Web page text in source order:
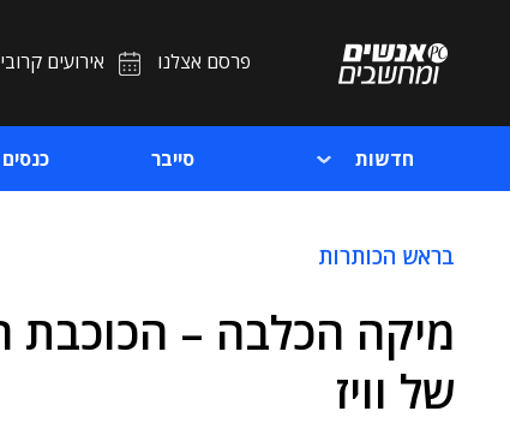
פרסם אצלנו אירועים
חדשות סייבר כנסים
בראש הכותרות
מיקה הכלבה – הכוכבת
של וויז